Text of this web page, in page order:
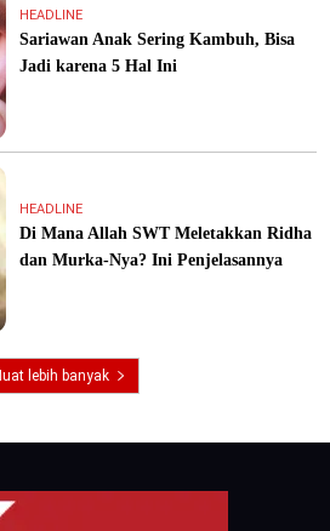
HEADLINE
Sariawan Anak Sering Kambuh, Bisa
Jadi karena 5 Hal Ini
HEADLINE
Di Mana Allah SWT Meletakkan Ridha
dan Murka-Nya? Ini Penjelasannya
lebih banyak